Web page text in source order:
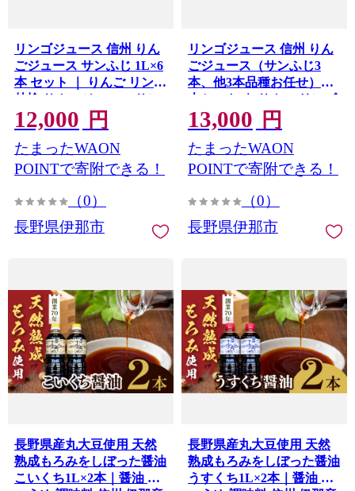
リンゴジュース 信州 りん
ごジュース サンふじ 1L×6
本 セット ｜ りんご リンゴ
林檎 りんごジュース サン
ふじ セット 飲料 果実飲料
伊那市 長野 信州【012-
77】
12,000 円
たまったWAON
POINTで寄附できる！
（0）
長野県伊那市
リンゴジュース 信州 りん
ごジュース（サンふじ3
本、他3本品種お任せ） 6
本セット ｜ りんご リンゴ
林檎 りんごジュース サン
ふじ 飲み比べ セット 飲料
果実飲料 伊那市 長野 信州
【013-62】
13,000 円
たまったWAON
POINTで寄附できる！
（0）
長野県伊那市
長野県産丸大豆使用 天然
熟成もろみをしぼった醤油
こいくち1L×2本｜醤油 し
長野県産丸大豆使用 天然
熟成もろみをしぼった醤油
うすくち1L×2本｜醤油 し